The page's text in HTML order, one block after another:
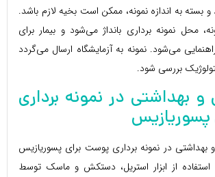
به اندازه نمونه، ممکن است بخیه لازم باشد.
محل نمونه برداری بانداژ می‌شود و بیمار برای
می‌شود. نمونه به آزمایشگاه ارسال می‌گردد
بررسی شود.
و بهداشتی در نمونه برداری
بهداشتی در نمونه برداری پوست برای پسوریازیس
از ابزار استریل، دستکش و ماسک توسط